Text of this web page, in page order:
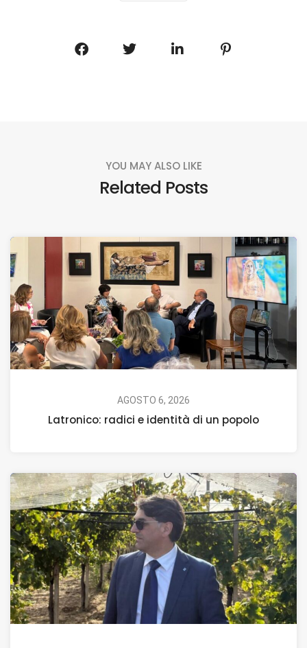
YOU MAY ALSO LIKE
Related Posts
AGOSTO 6, 2026
Latronico: radici e identità di un popolo